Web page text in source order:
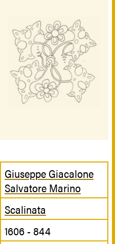
Giuseppe Giacalone
Salvatore Marino
Scalinata
1606 - 844